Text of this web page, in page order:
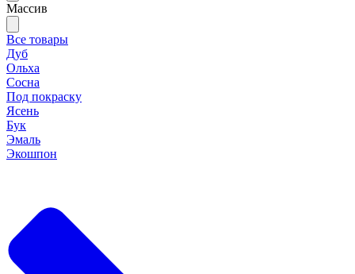
Массив
Все товары
Дуб
Ольха
Сосна
Под покраску
Ясень
Бук
Эмаль
Экошпон